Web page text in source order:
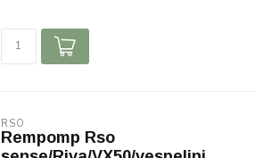
RSO
Rempomp Rso